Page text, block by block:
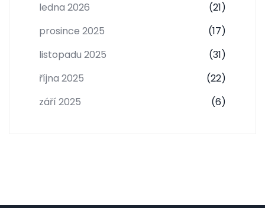
ledna 2026
(21)
prosince 2025
(17)
listopadu 2025
(31)
října 2025
(22)
září 2025
(6)